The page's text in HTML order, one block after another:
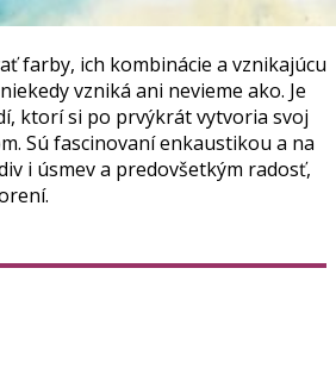
farby, ich kombinácie a vznikajúcu
vzniká ani nevieme ako. Je
ktorí si po prvýkrát vytvoria svoj
Sú fascinovaní enkaustikou a na
i úsmev a predovšetkým radosť,